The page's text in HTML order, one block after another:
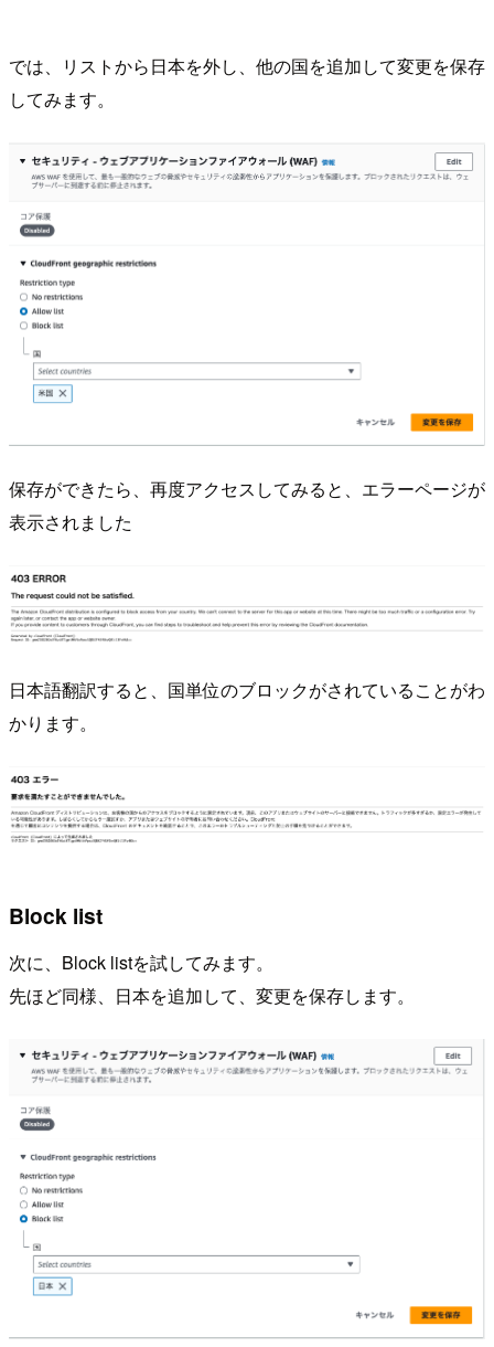
では、リストから日本を外し、他の国を追加して変更を保存
してみます。
保存ができたら、再度アクセスしてみると、エラーページが
表示されました
日本語翻訳すると、国単位のブロックがされていることがわ
かります。
Block list
次に、Block listを試してみます。
先ほど同様、日本を追加して、変更を保存します。